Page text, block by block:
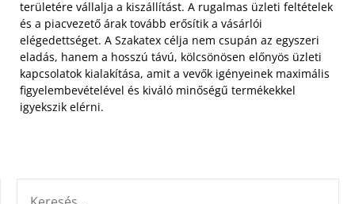
területére vállalja a kiszállítást. A rugalmas üzleti feltételek
és a piacvezető árak tovább erősítik a vásárlói
elégedettséget. A Szakatex célja nem csupán az egyszeri
eladás, hanem a hosszú távú, kölcsönösen előnyös üzleti
kapcsolatok kialakítása, amit a vevők igényeinek maximális
figyelembevételével és kiváló minőségű termékekkel
igyekszik elérni.